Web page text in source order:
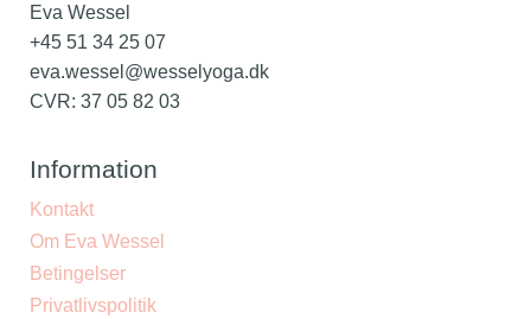
Eva Wessel
+45 51 34 25 07
eva.wessel@wesselyoga.dk
CVR: 37 05 82 03
Information
Kontakt
Om Eva Wessel
Betingelser
Privatlivspolitik